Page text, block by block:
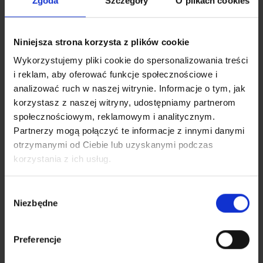
Niniejsza strona korzysta z plików cookie
Wykorzystujemy pliki cookie do spersonalizowania treści
i reklam, aby oferować funkcje społecznościowe i
analizować ruch w naszej witrynie. Informacje o tym, jak
korzystasz z naszej witryny, udostępniamy partnerom
społecznościowym, reklamowym i analitycznym.
Partnerzy mogą połączyć te informacje z innymi danymi
otrzymanymi od Ciebie lub uzyskanymi podczas
korzystania z ich usług.
zgody
Niezbędne
Preferencje
Dofinansowanie do prywatnej opieki medycznej
Zapewniamy dofinansowanie do prywatnej opieki zdrowotnej
dla Ciebie i Twoich bliskich, abyś miał szybki dostęp do lekarzy
specjalistów oraz badań diagnostycznych. Dzięki temu możesz
zadbać o swoje zdrowie bez długiego oczekiwania na wizyty.
Dbamy o Twoje dobre samopoczucie, abyś mógł skupić się na